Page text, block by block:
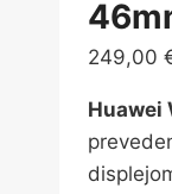
249,00
Huawei